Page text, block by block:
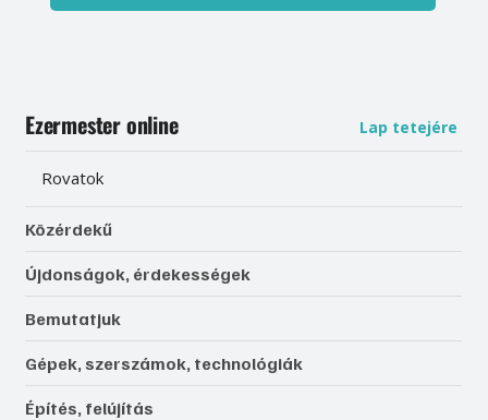
Ezermester online Lap tetejére
Rovatok
Közérdekű
Újdonságok, érdekességek
Bemutatjuk
Gépek, szerszámok, technológiák
Építés, felújítás